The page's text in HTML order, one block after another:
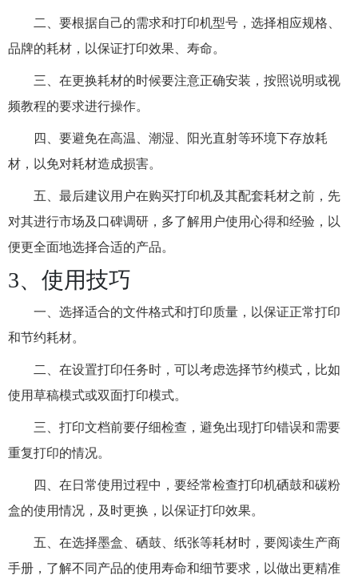
二、要根据自己的需求和打印机型号，选择相应规格、
品牌的耗材，以保证打印效果、寿命。
三、在更换耗材的时候要注意正确安装，按照说明或视
频教程的要求进行操作。
四、要避免在高温、潮湿、阳光直射等环境下存放耗
材，以免对耗材造成损害。
五、最后建议用户在购买打印机及其配套耗材之前，先
对其进行市场及口碑调研，多了解用户使用心得和经验，以
便更全面地选择合适的产品。
3、使用技巧
一、选择适合的文件格式和打印质量，以保证正常打印
和节约耗材。
二、在设置打印任务时，可以考虑选择节约模式，比如
使用草稿模式或双面打印模式。
三、打印文档前要仔细检查，避免出现打印错误和需要
重复打印的情况。
四、在日常使用过程中，要经常检查打印机硒鼓和碳粉
盒的使用情况，及时更换，以保证打印效果。
五、在选择墨盒、硒鼓、纸张等耗材时，要阅读生产商
手册，了解不同产品的使用寿命和细节要求，以做出更精准